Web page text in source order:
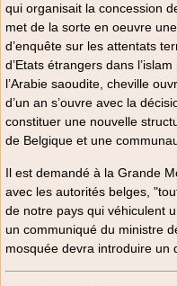
qui organisait la concession
met de la sorte en oeuvre
d’enquête sur les attentats
d’Etats étrangers dans
l’Arabie saoudite, cheville
d’un an s’ouvre avec la
constituer une nouvelle
de Belgique et une
Il est demandé à la Grande
avec les autorités belges,
de notre pays qui véhiculent
un communiqué du ministre
mosquée devra introduire un